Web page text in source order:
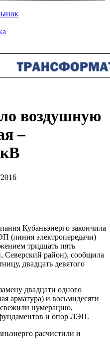
воздушную
–
Кубаньэнерго закончила
(линия электропередачи)
тридцать пять
Северский район), сообщила
двадцать девятого
двадцати одного
арматура) и восьмидесяти
нумерацию,
и опор ЛЭП.
расчистили и